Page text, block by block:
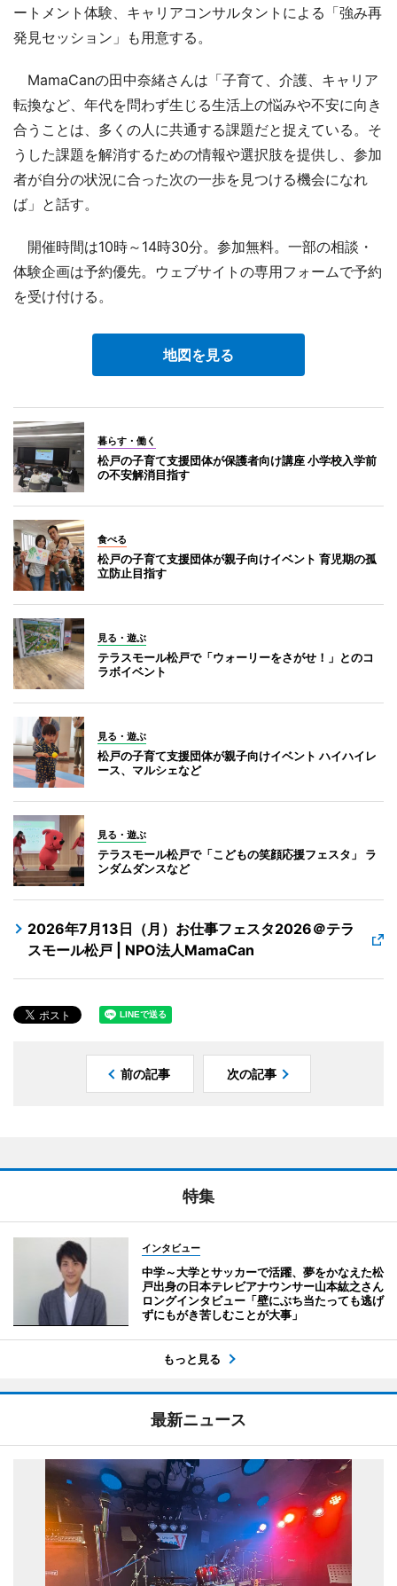
ートメント体験、キャリアコンサルタントによる「強み再
発見セッション」も用意する。
MamaCanの田中奈緒さんは「子育て、介護、キャリア
転換など、年代を問わず生じる生活上の悩みや不安に向き
合うことは、多くの人に共通する課題だと捉えている。そ
うした課題を解消するための情報や選択肢を提供し、参加
者が自分の状況に合った次の一歩を見つける機会になれ
ば」と話す。
開催時間は10時～14時30分。参加無料。一部の相談・
体験企画は予約優先。ウェブサイトの専用フォームで予約
を受け付ける。
地図を見る
暮らす・働く
松戸の子育て支援団体が保護者向け講座 小学校入学前
の不安解消目指す
食べる
松戸の子育て支援団体が親子向けイベント 育児期の孤
立防止目指す
見る・遊ぶ
テラスモール松戸で「ウォーリーをさがせ！」とのコ
ラボイベント
見る・遊ぶ
松戸の子育て支援団体が親子向けイベント ハイハイレ
ース、マルシェなど
見る・遊ぶ
テラスモール松戸で「こどもの笑顔応援フェスタ」 ラ
ンダムダンスなど
2026年7月13日（月）お仕事フェスタ2026＠テラ
スモール松戸 | NPO法人MamaCan
前の記事 次の記事
特集
インタビュー
中学～大学とサッカーで活躍、夢をかなえた松
戸出身の日本テレビアナウンサー山本紘之さん
ロングインタビュー「壁にぶち当たっても逃げ
ずにもがき苦しむことが大事」
もっと見る
最新ニュース